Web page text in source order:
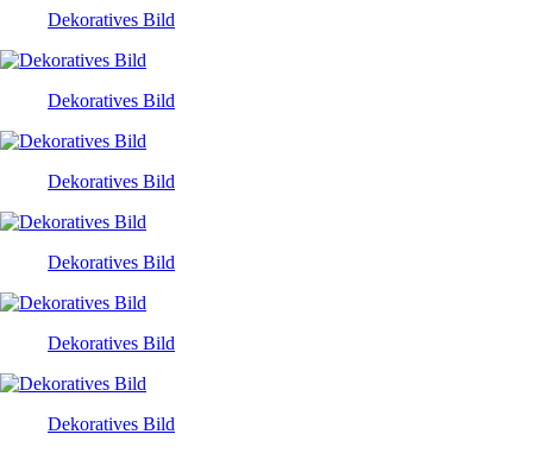
Dekoratives Bild
Dekoratives Bild
Dekoratives Bild
Dekoratives Bild
Dekoratives Bild
Dekoratives Bild